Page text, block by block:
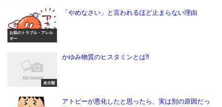
お肌のトラブル・アレル
ギー
「やめなさい」と言われるほど止まらない理由
未分類
かゆみ物質のヒスタミンとは⁈
アトピーが悪化したと思ったら、実は別の原因だっ